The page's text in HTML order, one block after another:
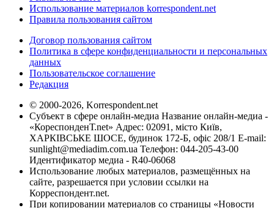
Использование материалов korrespondent.net
Правила пользования сайтом
Договор пользования сайтом
Политика в сфере конфиденциальности и персональных
данных
Пользовательское соглашение
Редакция
© 2000-2026, Korrespondent.net
Субъект в сфере онлайн-медиа Название онлайн-медиа -
«КореспонденТ.net» Адрес: 02091, місто Київ,
ХАРКІВСЬКЕ ШОСЕ, будинок 172-Б, офіс 208/1 E-mail:
sunlight@mediadim.com.ua Телефон: 044-205-43-00
Идентификатор медиа - R40-06068
Использование любых материалов, размещённых на
сайте, разрешается при условии ссылки на
Корреспондент.net.
При копировании материалов со страницы «Новости